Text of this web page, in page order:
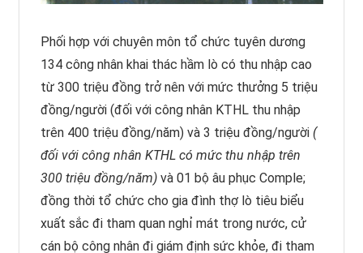
Phối hợp với chuyên môn tổ chức tuyên dương
134 công nhân khai thác hầm lò có thu nhập cao
từ 300 triệu đồng trở nên với mức thưởng 5 triệu
đồng/người (đối với công nhân KTHL thu nhập
trên 400 triệu đồng/năm) và 3 triệu đồng/người (
đối với công nhân KTHL có mức thu nhập trên
300 triệu đồng/năm) và 01 bộ âu phục Comple;
đồng thời tổ chức cho gia đình thợ lò tiêu biểu
xuất sắc đi tham quan nghỉ mát trong nước, cử
cán bộ công nhân đi giám định sức khỏe, đi tham